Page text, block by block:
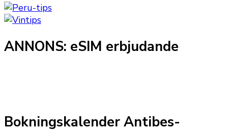
ANNONS: eSIM erbjudande
Bokningskalender Antibes-